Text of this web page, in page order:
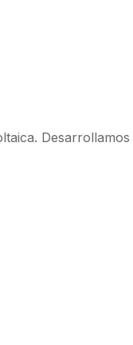
Desarrollamos